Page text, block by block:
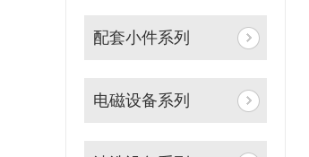
配套小件系列
电磁设备系列